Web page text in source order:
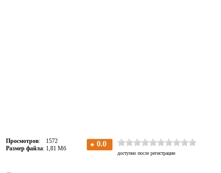
Просмотров: 1572
Размер файла: 1,81 Мб